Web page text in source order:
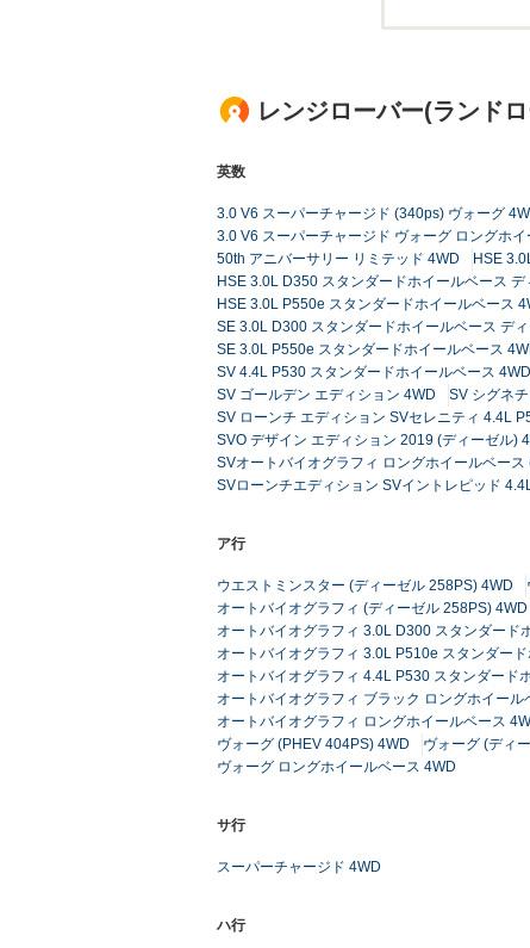
レンジローバー(ランド
英数
3.0 V6 スーパーチャージド (340ps) ヴォーグ
3.0 V6 スーパーチャージド ヴォーグ ロングホ
50th アニバーサリー リミテッド 4WD
HSE
HSE 3.0L D350 スタンダードホイールベース
HSE 3.0L P550e スタンダードホイールベース
SE 3.0L D300 スタンダードホイールベース デ
SE 3.0L P550e スタンダードホイールベース
SV 4.4L P530 スタンダードホイールベース 4WD
SV ゴールデン エディション 4WD
SV シグネ
SV ローンチ エディション SVセレニティ 4.4L
SVO デザイン エディション 2019 (ディーゼル)
SVオートバイオグラフィ ロングホイールベー
SVローンチエディション SVイントレピッド
ア行
ウエストミンスター (ディーゼル 258PS) 4WD
オートバイオグラフィ (ディーゼル 258PS) 4WD
オートバイオグラフィ 3.0L D300 スタンダード
オートバイオグラフィ 3.0L P510e スタンダー
オートバイオグラフィ 4.4L P530 スタンダード
オートバイオグラフィ ブラック ロングホイール
オートバイオグラフィ ロングホイールベース
ヴォーグ (PHEV 404PS) 4WD
ヴォーグ (ディ
ヴォーグ ロングホイールベース 4WD
サ行
スーパーチャージド 4WD
ハ行